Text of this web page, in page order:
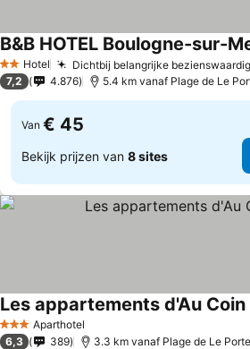
2 Sterren
Hotel Dichtbij belangrijke
B&B HOTEL Boulogne-sur-
7,2 4.876 5.4 km vanaf Plage de Le
Van € 45
Bekijk prijzen van 8 sites
3 SterrenAparthotel
Les appartements d'Au Coin
6,3 389 3.3 km vanaf Plage de Le